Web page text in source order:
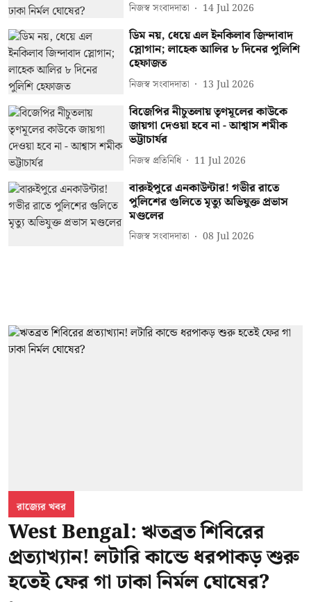
নিজস্ব সংবাদদাতা 14 Jul 2026
ডিম নয়, ধেয়ে এল ইনকিলাব জিন্দাবাদ
স্লোগান; লাহেক আলির ৮ দিনের পুলিশি
হেফাজত
নিজস্ব সংবাদদাতা 13 Jul 2026
বিজেপির নীচুতলায় তৃণমূলের কাউকে
জায়গা দেওয়া হবে না - আশ্বাস শমীক
ভট্টাচার্যর
নিজস্ব প্রতিনিধি 11 Jul 2026
বারুইপুরে এনকাউন্টার! গভীর রাতে
পুলিশের গুলিতে মৃত্যু অভিযুক্ত প্রভাস
মণ্ডলের
নিজস্ব সংবাদদাতা 08 Jul 2026
রাজ্যের খবর
West Bengal: ঋতব্রত শিবিরের
প্রত্যাখ্যান! লটারি কান্ডে ধরপাকড় শুরু
হতেই ফের গা ঢাকা নির্মল ঘোষের?